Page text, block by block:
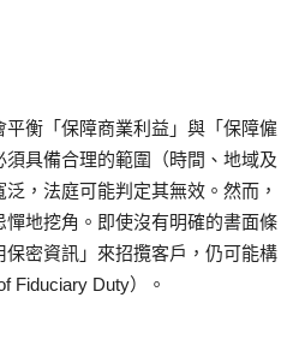
衡「保障商業利益」與「保障僱
具備合理的範圍（時間、地域及
，法庭可能判定其無效。然而，
地挖角。即使沒有明確的書面條
密資訊」來招攬客戶，仍可能構
Fiduciary Duty）。